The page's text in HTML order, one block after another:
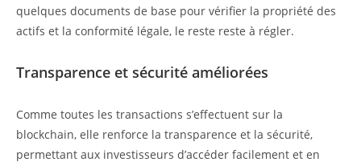
quelques documents de base pour vérifier la propriété des
actifs et la conformité légale, le reste reste à régler.
Transparence et sécurité améliorées
Comme toutes les transactions s’effectuent sur la
blockchain, elle renforce la transparence et la sécurité,
permettant aux investisseurs d’accéder facilement et en